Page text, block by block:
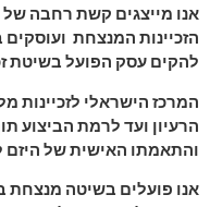
אנו מייצגים קשת רחבה
הזכיינות המנצחת ועוסקים
להקים עסק הפועל בשיטת
המרכז הישראלי לזכיינות
הרעיון ועד לרמת הביצוע
והתאמתו האישית של היזם
אנו פועלים בשיטה מנצחת